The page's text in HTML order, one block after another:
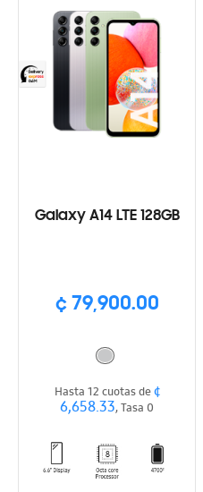
Galaxy A14 LTE 128GB
¢ 79,900.00
Hasta 12 cuotas de¢
6,658.33, Tasa 0